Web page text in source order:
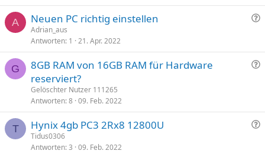
e
A
F
g
e
Neuen PC richtig einstellen
Adrian_aus
Antworten 1 21. Apr. 2022
G
F
e
8GB RAM von 16GB RAM für Hardware
reserviert?
Gelöschter Nutzer 111265
Antworten 8 09. Feb. 2022
T
F
Hynix 4gb PC3 2Rx8 12800U
Tidus0306
Antworten 3 09. Feb. 2022